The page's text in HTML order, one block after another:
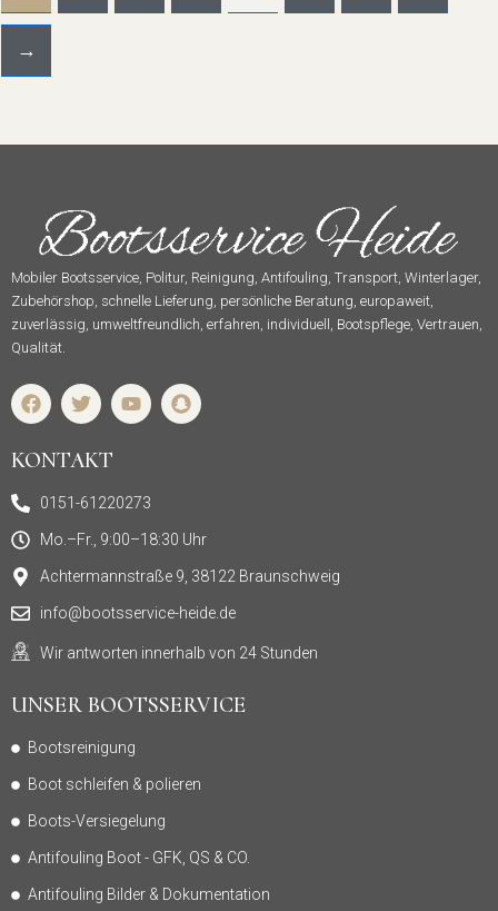
→
Mobiler Bootsservice, Politur, Reinigung, Antifouling, Transport, Winterlager,
Zubehörshop, schnelle Lieferung, persönliche Beratung, europaweit,
zuverlässig, umweltfreundlich, erfahren, individuell, Bootspflege, Vertrauen,
Qualität.
F
a
e
b
o
o
k
T
w
t
t
e
r
Y
o
b
e
S
n
t
KONTAKT
0151-61220273
Mo.–Fr., 9:00–18:30 Uhr
Achtermannstraße 9, 38122 Braunschweig
info@bootsservice-heide.de
Wir antworten innerhalb von 24 Stunden
UNSER BOOTSSERVICE
Bootsreinigung
Boot schleifen & polieren
Boots-Versiegelung
Antifouling Boot - GFK, QS & CO.
Antifouling Bilder & Dokumentation